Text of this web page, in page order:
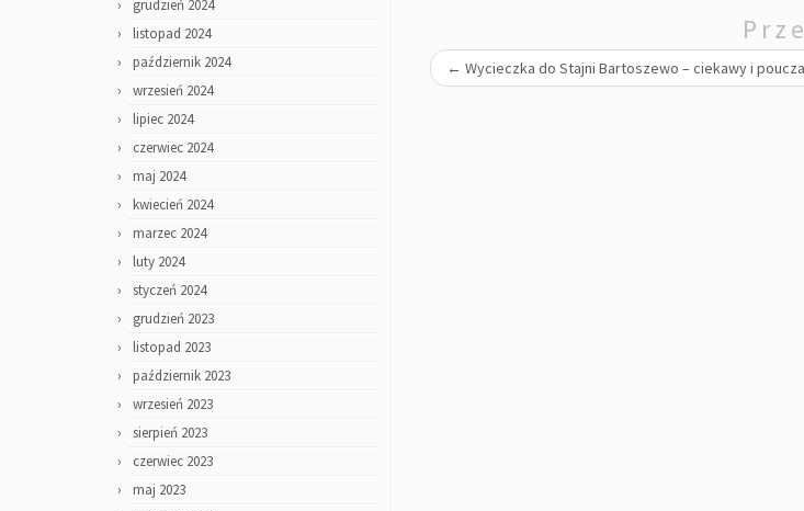
grudzień 2024
listopad 2024
październik 2024
wrzesień 2024
lipiec 2024
czerwiec 2024
maj 2024
kwiecień 2024
marzec 2024
luty 2024
styczeń 2024
grudzień 2023
listopad 2023
październik 2023
wrzesień 2023
sierpień 2023
czerwiec 2023
maj 2023
← Wycieczka do Stajni Bartoszewo – ciekawy i